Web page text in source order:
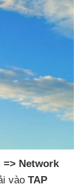
=> Network
vào TAP